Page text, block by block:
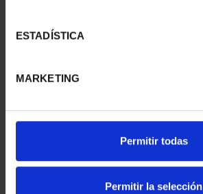
ESTADÍSTICA
MARKETING
Permitir todas
Permitir la selección
MARÍA DE MAEZTU
140,00 €